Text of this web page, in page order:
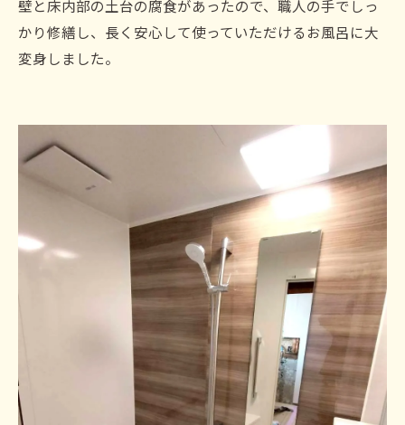
壁と床内部の土台の腐食があったので、職人の手でしっ
かり修繕し、長く安心して使っていただけるお風呂に大
変身しました。